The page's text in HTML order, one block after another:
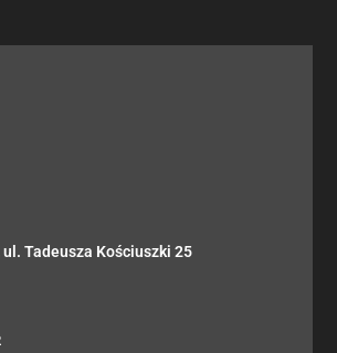
Tadeusza Kościuszki 25